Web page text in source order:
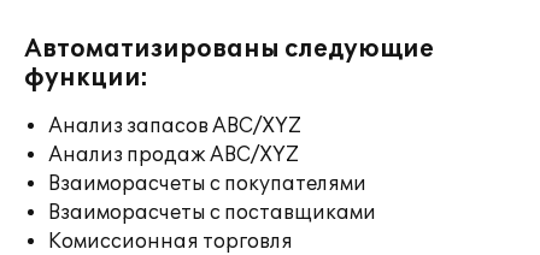
Автоматизированы следующие
функции:
Анализ запасов ABC/XYZ
Анализ продаж ABC/XYZ
Взаиморасчеты с покупателями
Взаиморасчеты с поставщиками
Комиссионная торговля